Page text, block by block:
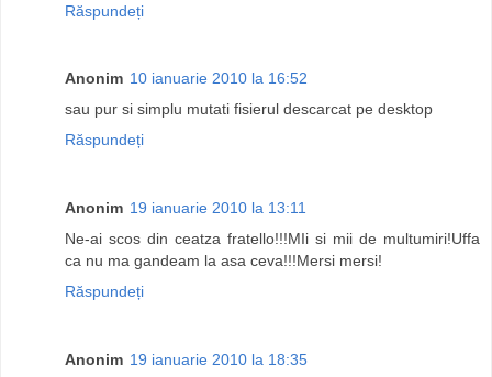
Răspundeți
Anonim 10 ianuarie 2010 la 16:52
sau pur si simplu mutati fisierul descarcat pe desktop
Răspundeți
Anonim 19 ianuarie 2010 la 13:11
Ne-ai scos din ceatza fratello!!!MIi si mii de multumiri!Uffa
ca nu ma gandeam la asa ceva!!!Mersi mersi!
Răspundeți
Anonim 19 ianuarie 2010 la 18:35